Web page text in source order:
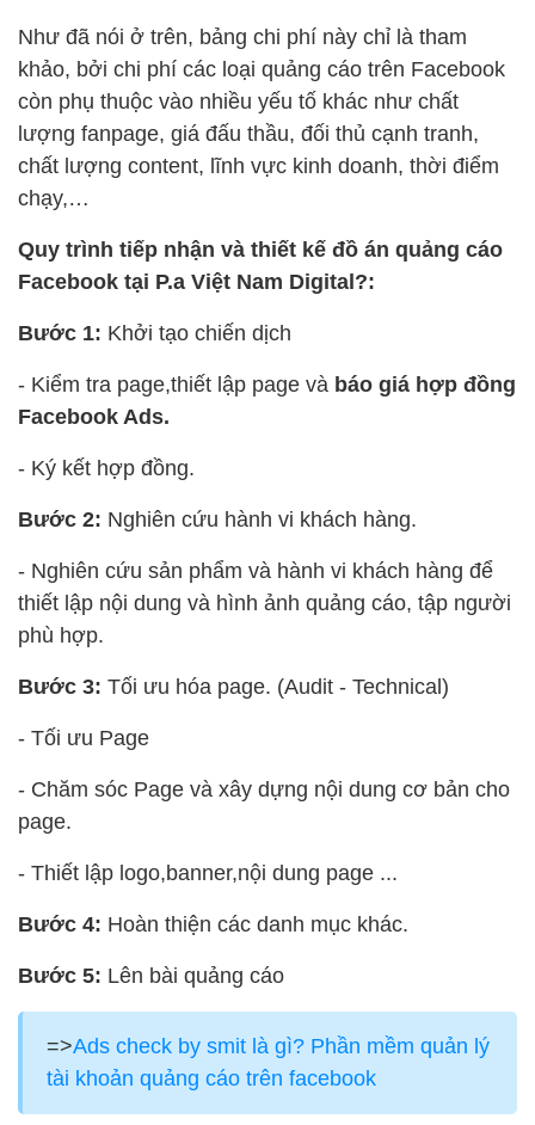
Như đã nói ở trên, bảng chi phí này chỉ là tham
khảo, bởi chi phí các loại quảng cáo trên Facebook
còn phụ thuộc vào nhiều yếu tố khác như chất
lượng fanpage, giá đấu thầu, đối thủ cạnh tranh,
chất lượng content, lĩnh vực kinh doanh, thời điểm
chạy,…
Quy trình tiếp nhận và thiết kế đồ án quảng cáo
Facebook tại P.a Việt Nam Digital?:
Bước 1: Khởi tạo chiến dịch
- Kiểm tra page,thiết lập page và báo giá hợp đồng
Facebook Ads.
- Ký kết hợp đồng.
Bước 2: Nghiên cứu hành vi khách hàng.
- Nghiên cứu sản phẩm và hành vi khách hàng để
thiết lập nội dung và hình ảnh quảng cáo, tập người
phù hợp.
Bước 3: Tối ưu hóa page. (Audit - Technical)
- Tối ưu Page
- Chăm sóc Page và xây dựng nội dung cơ bản cho
page.
- Thiết lập logo,banner,nội dung page ...
Bước 4: Hoàn thiện các danh mục khác.
Bước 5: Lên bài quảng cáo
=>Ads check by smit là gì? Phần mềm quản lý
tài khoản quảng cáo trên facebook